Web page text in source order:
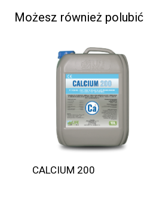
Możesz również polubić
CALCIUM 200